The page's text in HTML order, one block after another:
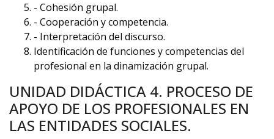
- Cohesión grupal.
- Cooperación y competencia.
- Interpretación del discurso.
Identificación de funciones y competencias del
profesional en la dinamización grupal.
UNIDAD DIDÁCTICA 4. PROCESO DE
APOYO DE LOS PROFESIONALES EN
LAS ENTIDADES SOCIALES.